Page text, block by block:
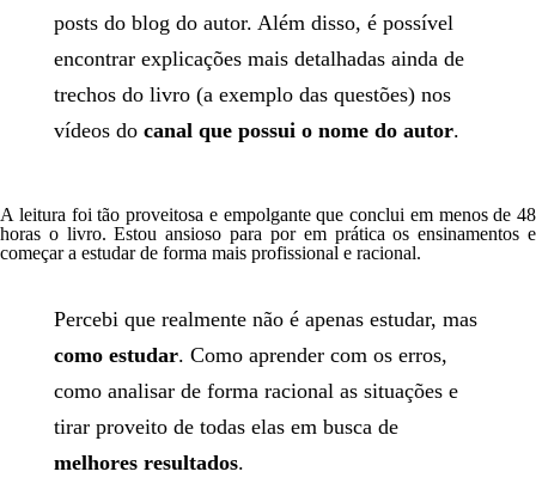
posts do blog do autor. Além disso, é possível
encontrar explicações mais detalhadas ainda de
trechos do livro (a exemplo das questões) nos
vídeos do canal que possui o nome do autor.
A leitura foi tão proveitosa e empolgante que conclui em menos de 48
horas o livro. Estou ansioso para por em prática os ensinamentos e
começar a estudar de forma mais profissional e racional.
Percebi que realmente não é apenas estudar, mas
como estudar. Como aprender com os erros,
como analisar de forma racional as situações e
tirar proveito de todas elas em busca de
melhores resultados.